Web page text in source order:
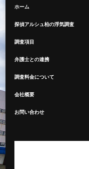
ホーム
探偵アルシュ柏の浮気調査
調査項目
弁護士との連携
調査料金について
会社概要
お問い合わせ